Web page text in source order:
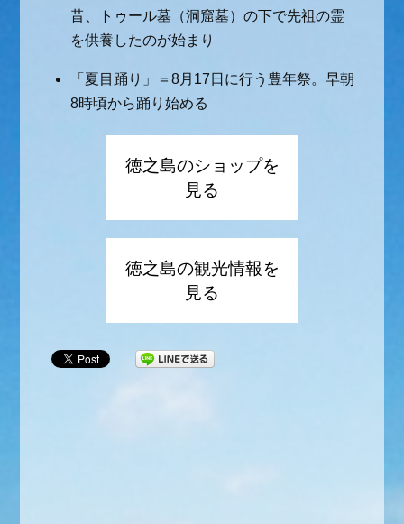
昔、トゥール墓（洞窟墓）の下で先祖の霊
を供養したのが始まり
「夏目踊り」＝8月17日に行う豊年祭。早朝
8時頃から踊り始める
徳之島のショップを
見る
徳之島の観光情報を
見る